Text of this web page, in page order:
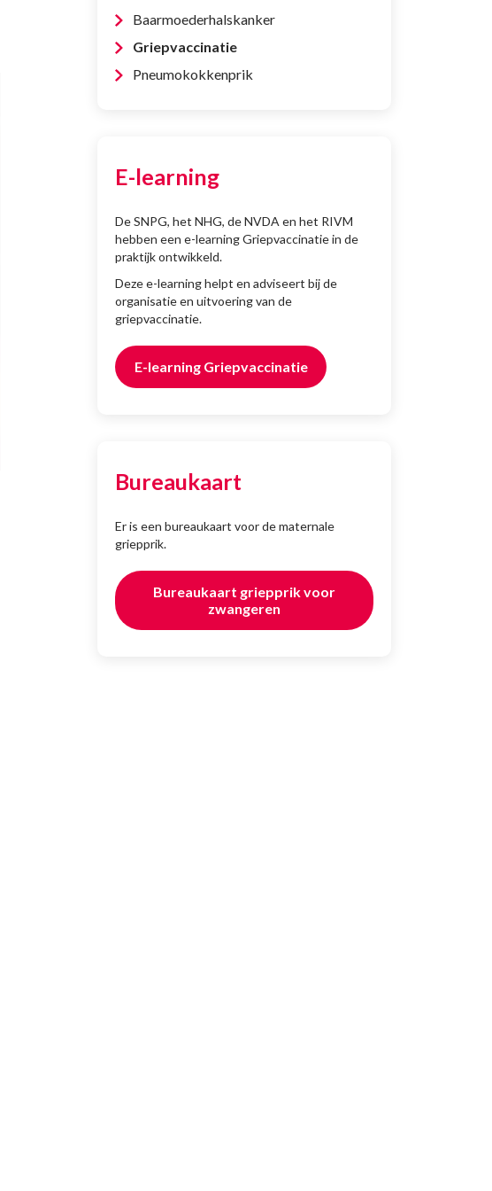
Baarmoederhalskanker
Griepvaccinatie
Pneumokokkenprik
E-learning
De SNPG, het NHG, de NVDA en het RIVM
hebben een e-learning Griepvaccinatie in de
praktijk ontwikkeld.
Deze e-learning helpt en adviseert bij de
organisatie en uitvoering van de
griepvaccinatie.
E-learning Griepvaccinatie
Bureaukaart
Er is een bureaukaart voor de maternale
griepprik.
Bureaukaart griepprik voor
zwangeren